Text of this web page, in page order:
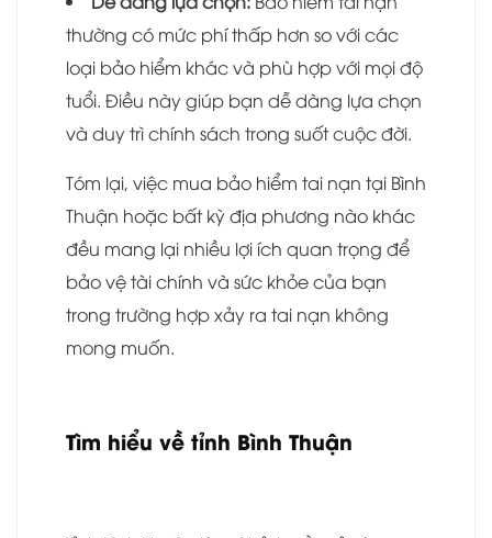
thường có mức phí thấp hơn so với các
loại bảo hiểm khác và phù hợp với mọi độ
tuổi. Điều này giúp bạn dễ dàng lựa chọn
và duy trì chính sách trong suốt cuộc đời.
Tóm lại, việc mua bảo hiểm tai nạn tại Bình
Thuận hoặc bất kỳ địa phương nào khác
đều mang lại nhiều lợi ích quan trọng để
bảo vệ tài chính và sức khỏe của bạn
trong trường hợp xảy ra tai nạn không
mong muốn.
Tìm hiểu về tỉnh Bình Thuận